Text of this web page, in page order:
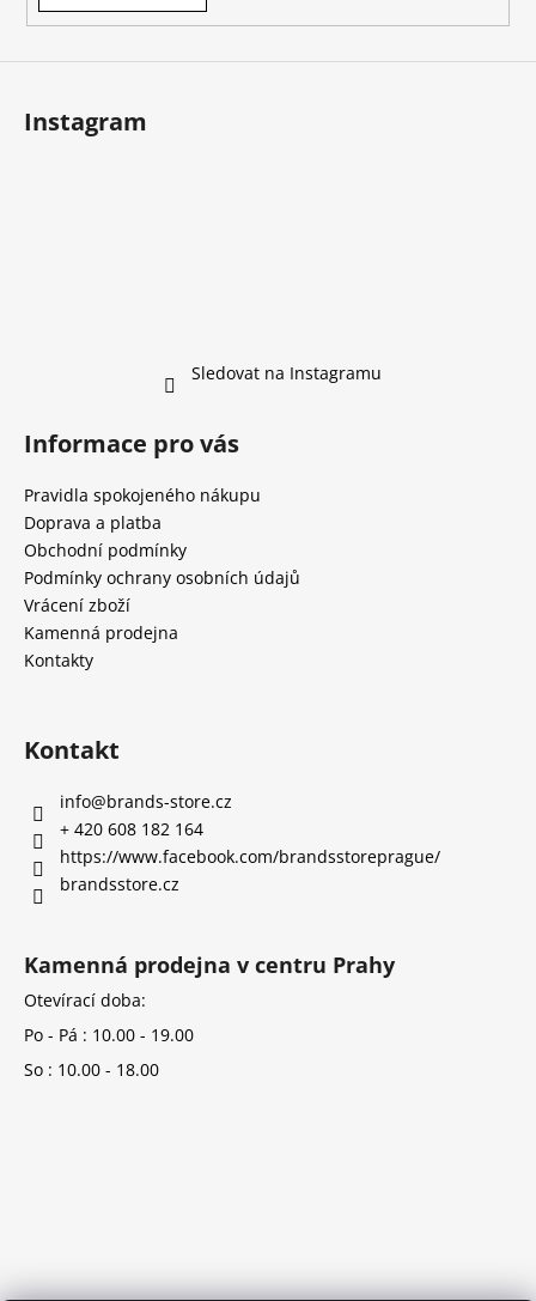
Instagram
Sledovat na Instagramu
Informace pro vás
Pravidla spokojeného nákupu
Doprava a platba
Obchodní podmínky
Podmínky ochrany osobních údajů
Vrácení zboží
Kamenná prodejna
Kontakty
Kontakt
info@brands-store.cz
+ 420 608 182 164
https://www.facebook.com/brandsstoreprague/
brandsstore.cz
Kamenná prodejna v centru Prahy
Otevírací doba:
Po - Pá : 10.00 - 19.00
So : 10.00 - 18.00